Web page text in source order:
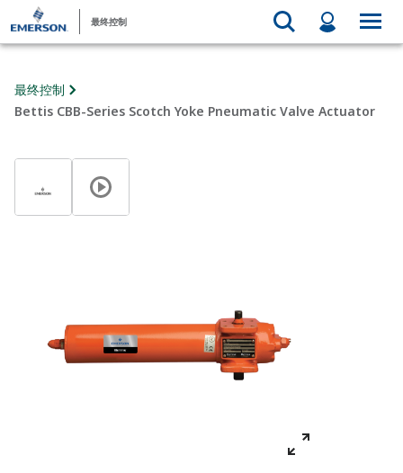
最终控制
最终控制
Bettis CBB-Series Scotch Yoke Pneumatic Valve Actuator